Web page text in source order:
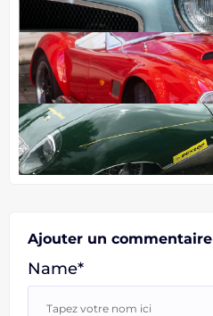
Ajouter un commentaire
Name*